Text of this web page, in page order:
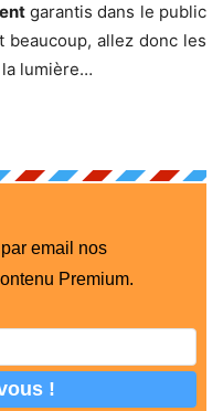
garantis dans le public
beaucoup, allez donc les
lumière…
email nos
Premium.